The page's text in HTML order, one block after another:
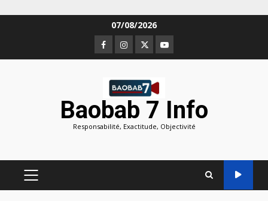
07/08/2026
Facebook
Instagram
TwitterYoutube
Baobab 7 Info
Responsabilité, Exactitude, Objectivité
MENU
PRINCIPAL